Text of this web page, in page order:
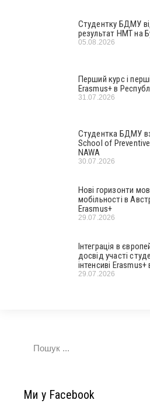
Студентку БДМУ
результат НМТ на
05.08.2026
Перший курс і
Erasmus+ в
31.07.2026
Студентка БДМУ
School of
NAWA
30.07.2026
Нові горизонти
мобільності в
Erasmus+
29.07.2026
Інтеграція в
досвід участі
інтенсиві Erasmus+
29.07.2026
Ми у Facebook